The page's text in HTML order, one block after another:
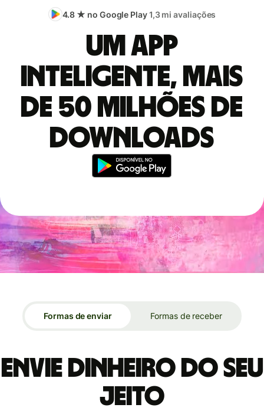
4.8 ★ no Google Play1,3 mi avaliações
Um app
inteligente, mais
de 50 milhões de
downloads
Formas de enviar Formas de receber
Envie dinheiro do seu
jeito